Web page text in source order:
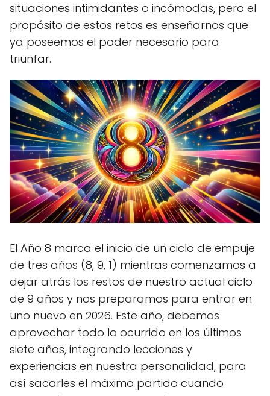
situaciones intimidantes o incómodas, pero el
propósito de estos retos es enseñarnos que
ya poseemos el poder necesario para
triunfar.
El Año 8 marca el inicio de un ciclo de empuje
de tres años (8, 9, 1) mientras comenzamos a
dejar atrás los restos de nuestro actual ciclo
de 9 años y nos preparamos para entrar en
uno nuevo en 2026. Este año, debemos
aprovechar todo lo ocurrido en los últimos
siete años, integrando lecciones y
experiencias en nuestra personalidad, para
así sacarles el máximo partido cuando